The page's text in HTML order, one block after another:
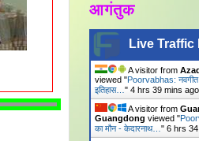
आगंतुक
Live Traffic
A visitor from
viewed "Poorvabhas: नवगीत
इतिहास… " 4 hrs 39 mins ago
A visitor from
Guangdong viewed "
का मौन - केदारनाथ… " 6 hrs